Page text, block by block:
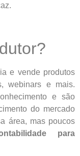
e vende produtos
webinars e mais.
e são
do mercado
área, mas poucos
para